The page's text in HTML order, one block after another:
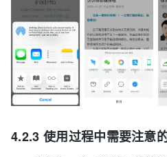
4.2.3 使用过程中需要注意